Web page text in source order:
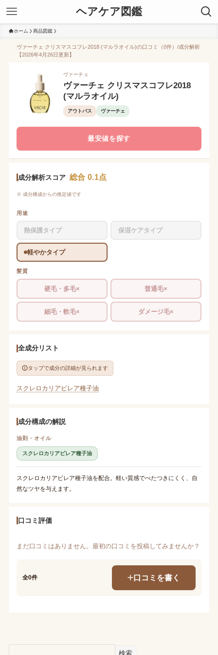
ヘアケア図鑑
ホーム 商品図鑑
ヴァーチェ クリスマスコフレ2018 (マルラオイル)の口コミ（0件）/成分解析
【2026年4月26日更新】
ヴァーチェ
ヴァーチェ クリスマスコフレ2018
(マルラオイル)
アウトバス ヴァーチェ
最安値を探す
成分解析スコア 総合 0.1点
※ 成分構成からの推定値です
用途
熱保護タイプ 保湿ケアタイプ
軽やかタイプ
髪質
硬毛・多毛× 普通毛×
細毛・軟毛× ダメージ毛×
全成分リスト
タップで成分の詳細が見られます
スクレロカリアビレア種子油
成分構成の解説
油剤・オイル
スクレロカリアビレア種子油
スクレロカリアビレア種子油を配合。軽い質感でべたつきにくく、自
然なツヤを与えます。
口コミ評価
まだ口コミはありません。最初の口コミを投稿してみませんか？
全0件 口コミを書く
検索